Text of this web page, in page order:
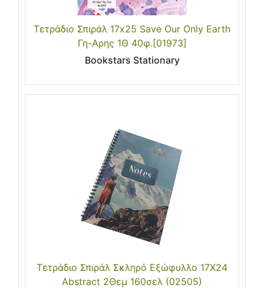
Τετράδιο Σπιράλ 17x25 Save Our Only Earth
Γη-Αρης 1Θ 40φ.[01973]
Bookstars Stationary
Τετράδιο Σπιράλ Σκληρό Εξώφυλλο 17Χ24
Abstract 2Θεμ 160σελ (02505)